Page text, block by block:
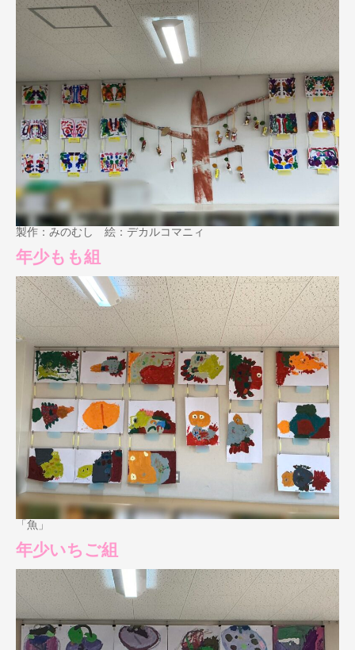
製作：みのむし 絵：デカルコマニィ
年少もも組
「魚」
年少いちご組